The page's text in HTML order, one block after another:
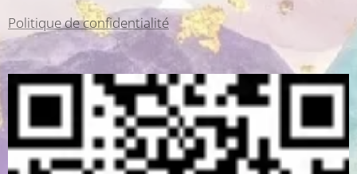
Politique de confidentialité